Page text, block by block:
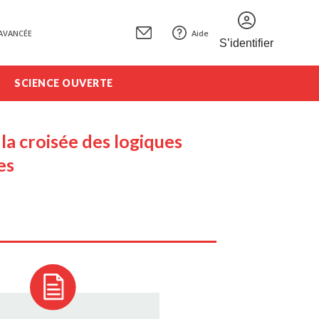
Aide
S’identifier
SCIENCE OUVERTE
croisée des logiques